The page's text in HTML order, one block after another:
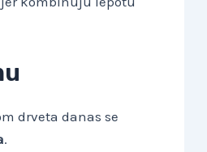
drveta danas se
.